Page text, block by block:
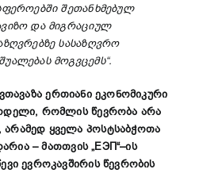
შეთანხმებულ
და მიგრაციულ
სასაზღვრო
მოგვცემს“.
ერთიანი ეკონომიკური
რომლის წევრობა არა
ყველა პოსტსაბჭოთა
– მათთვის„ЕЭП“–ის
ევროკავშირის წევრობის